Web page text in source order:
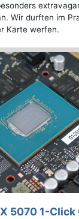
Wir durften im
Karte werfen.
5070 1-